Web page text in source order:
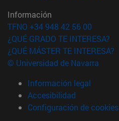
Información
TFNO +34 948 42 56 00
¿QUÉ GRADO TE INTERESA?
¿QUÉ MÁSTER TE INTERESA?
© Universidad de Navarra
Información legal
Accesibilidad
Configuración de cookies